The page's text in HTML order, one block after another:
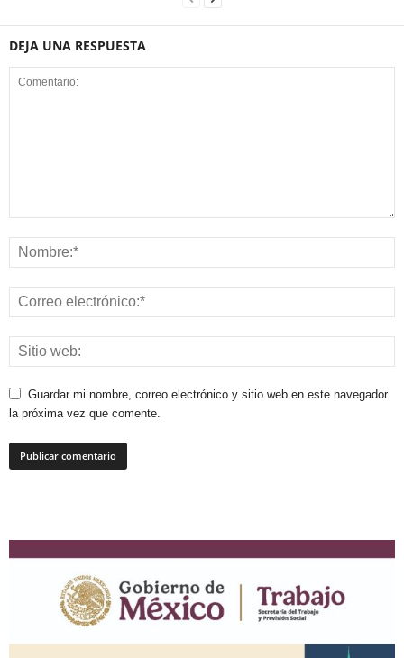
DEJA UNA RESPUESTA
Guardar mi nombre, correo electrónico y sitio web en este navegador
la próxima vez que comente.